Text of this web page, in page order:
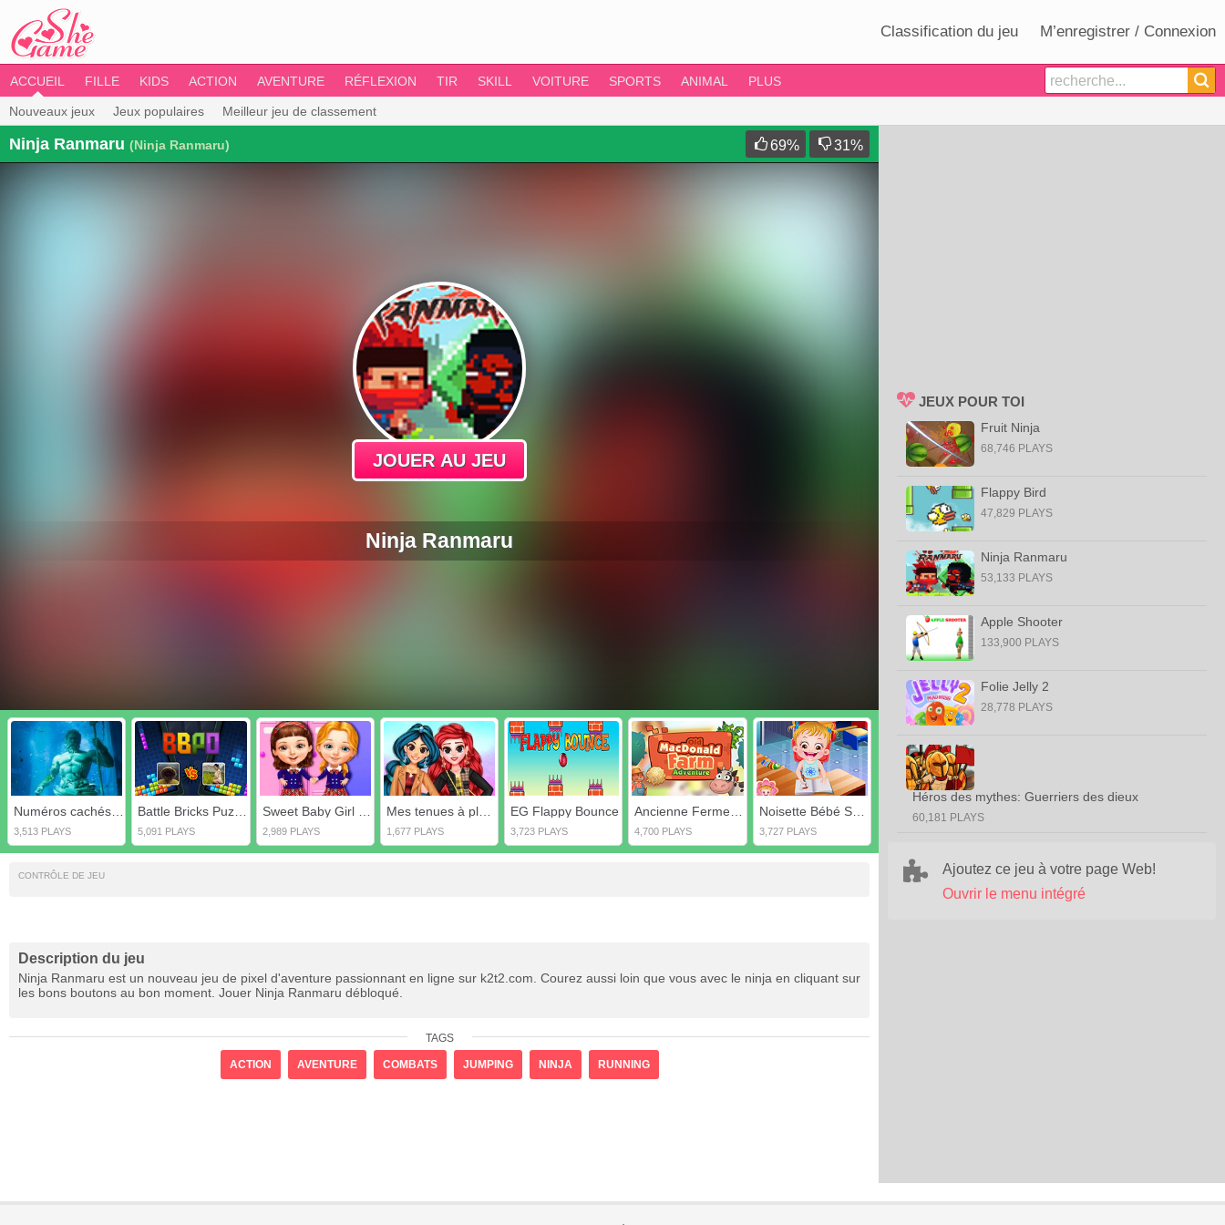
Classification du jeu M’enregistrer / Connexion
ACCUEIL FILLE KIDS ACTION AVENTURE RÉFLEXION TIR SKILL VOITURE SPORTS ANIMAL PLUS
Nouveaux jeux Jeux populaires Meilleur jeu de classement
Ninja Ranmaru (Ninja Ranmaru) 69% 31%
JOUER AU JEU
Ninja Ranmaru
3,513 PLAYS 5,091 PLAYS 2,989 PLAYS
Mes tenues à plaid à la mode
1,677 PLAYS
EG Flappy Bounce
3,723 PLAYS 4,700 PLAYS
Noisette Bébé Surprise Surprise
3,727 PLAYS
CONTRÔLE DE JEU
Description du jeu
Ninja Ranmaru est un nouveau jeu de pixel d'aventure passionnant en ligne sur k2t2.com. Courez aussi loin que vous avec le ninja en cliquant sur
les bons boutons au bon moment. Jouer Ninja Ranmaru débloqué.
TAGS
ACTION AVENTURE COMBATS JUMPING NINJA RUNNING
JEUX POUR TOI
Fruit Ninja
68,746 PLAYS
Flappy Bird
47,829 PLAYS
Ninja Ranmaru
53,133 PLAYS
Apple Shooter
133,900 PLAYS
Folie Jelly 2
28,778 PLAYS
Héros des mythes: Guerriers des dieux
60,181 PLAYS
Ajoutez ce jeu à votre page Web!
Ouvrir le menu intégré